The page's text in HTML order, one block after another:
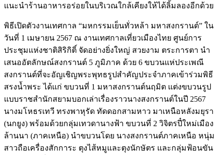
แนะนำร้านอาหารอร่อยในบริเวณใกล้เคียงให้ได้ลิ้มลองอีกด้วย
พิธีเปิดตัวงานเทศกาล “มหกรรมเย็นทั่วหล้า มหาสงกรานต์” ใน
วันที่ 1 เมษายน 2567 ณ งานเทศกาลเที่ยวเมืองไทย ศูนย์การ
ประชุมแห่งชาติสิริกิติ์ จัดอย่างยิ่งใหญ่ สวยงาม ตระการตา นำ
เสนออัตลักษณ์สงกรานต์ 5 ภูมิภาค ด้วย 6 ขบวนแห่ประเพณี
สงกรานต์ที่จะอัญเชิญพระพุทธรูปสำคัญประจำภาคเข้าร่วมพิธี
สรงน้ำพระ ได้แก่ ขบวนที่ 1 มหาสงกรานต์นฤมิต แต่งขบวนรูป
แบบราชสำนักสยามบอกเล่าเรื่องราวนางสงกรานต์ในปี 2567
นางมโหธรเทวี ทรงพาหุรัด ทัดดอกสามหาว มาเหนือหลังมยุรา
(นกยูง) พร้อมด้วยกลุ่มเทวดานางฟ้า ขบวนที่ 2 วิจิตรปี๋ใหม่เมือง
ล้านนา (ภาคเหนือ) นำขบวนโดย นางสงกรานต์ภาคเหนือ หนุ่ม
สาวถือเครื่องสักการะ ตุงไส้หมูและตุงนักษัตร และกลุ่มฟ้อนขัน